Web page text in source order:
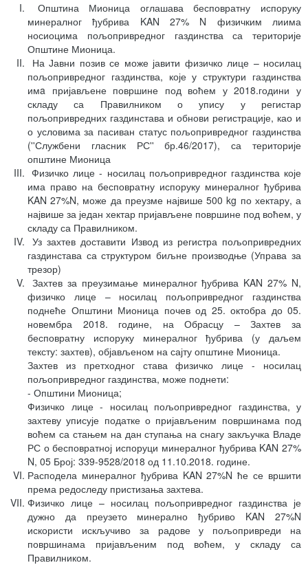
Општина Мионица оглашава бесповратну испоруку
минералног ђубрива KAN 27% N физичким лиима
носиоцима пољопривредног газдинства са територије
Општине Мионица.
На Јавни позив се може јавити физичко лице – носилац
пољопривредног газдинства, које у структури газдинства
имa пријављене површине под воћем у 2018.години у
складу са Правилником о упису у регистар
пољопривредних газдинстава и обнови регистрације, као и
о условима за пасиван статус пољопривредног газдинства
(''Службени гласник РС'' бр.46/2017), са територије
општине Мионица
Физичко лице - носилац пољопривредног газдинства које
има право на бесповратну испоруку минералног ђубрива
KAN 27%N, може да преузме највише 500 kg по хектару, а
највише за један хектар пријављене површине под воћем, у
складу са Правилником.
Уз захтев доставити Извод из регистра пољопривредних
газдинстава са структуром биљне производње (Управа за
трезор)
Захтев за преузимање минералног ђубрива KAN 27% N,
физичко лице – носилац пољопривредног газдинства
поднеће Општини Мионица почев од 25. октобра до 05.
новембра 2018. године, на Обрасцу – Захтев за
бесповратну испоруку минералног ђубрива (у даљем
тексту: захтев), објављеном на сајту општине Мионица.
Захтев из претходног става физичко лице - носилац
пољопривредног газдинства, може поднети:
- Општини Мионица;
Физичко лице - носилац пољопривредног газдинства, у
захтеву уписује податке о пријављеним површинама под
воћем са стањем на дан ступања на снагу закључка Владе
РС о бесповратној испоруци минералног ђубрива KAN 27%
N, 05 Број: 339-9528/2018 од 11.10.2018. године.
Расподела минералног ђубрива KAN 27%N ће се вршити
према редоследу пристизања захтева.
Физичко лице – носилац пољопривредног газдинства је
дужно да преузето минерално ђубриво KAN 27%N
искористи искључиво за радове у пољопривреди на
површинама пријављеним под воћем, у складу са
Правилником.